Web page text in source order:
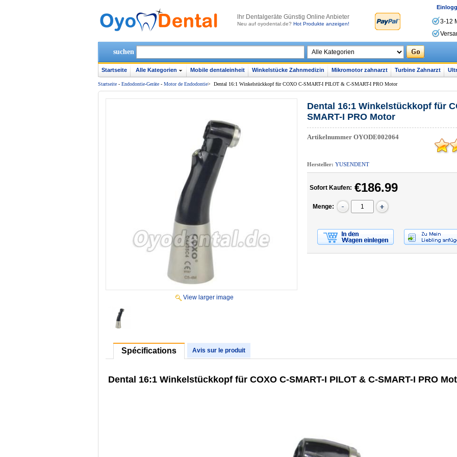
lhr Dentalgeräte Günstig Online Anbieter
Neu auf oyodental.de? Hot Produkte anzeigen!
3-12
suchen
Startseite Alle Kategorien Mobile dentaleinheit Winkelstücke Zahnmedizin Mikromotor zahnarzt Turbine Zahnarzt
Startseite - Endodontie-Geräte - Motor de Endodontie> Dental 16:1 Winkelstückkopf für COXO C-SMART-I PILOT & C-SMART-I PRO Motor
View larger image
Dental 16:1 Winkelstückkopf für
SMART-I PRO Motor
Artikelnummer OYODE002064
Hersteller: YUSENDENT
Sofort Kaufen: €186.99
Menge:
Spécifications Avis sur le produit
Dental 16:1 Winkelstückkopf für COXO C-SMART-I PILOT & C-SMART-I PRO